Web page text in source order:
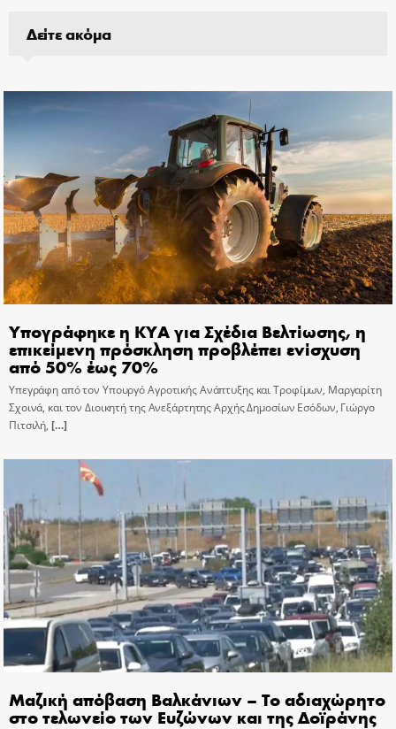
Δείτε ακόμα
Υπογράφηκε η ΚΥΑ για Σχέδια Βελτίωσης, η
επικείμενη πρόσκληση προβλέπει ενίσχυση
από 50% έως 70%
Υπεγράφη από τον Υπουργό Αγροτικής Ανάπτυξης και Τροφίμων, Μαργαρίτη
Σχοινά, και τον Διοικητή της Ανεξάρτητης Αρχής Δημοσίων Εσόδων, Γιώργο
Πιτσιλή, […]
Μαζική απόβαση Βαλκάνιων – Το αδιαχώρητο
στο τελωνείο των Ευζώνων και της Δοϊράνης